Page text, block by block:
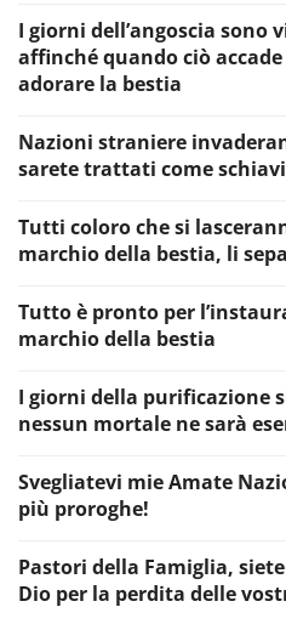
I giorni dell’angoscia sono
affinché quando ciò
adorare la bestia
Nazioni straniere
sarete trattati come
Tutti coloro che si
marchio della bestia, li
Tutto è pronto per
marchio della bestia
I giorni della purificazione
nessun mortale ne sarà
Svegliatevi mie Amate
più proroghe!
Pastori della Famiglia,
Dio per la perdita delle